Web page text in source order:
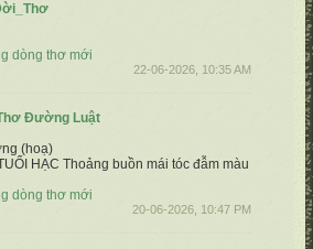
dòng thơ mới
22-06-2026, 10:35 AM
Đường Luật
(hoạ)
HẠC Thoảng buồn mái tóc đẫm màu sương
dòng thơ mới
20-06-2026, 10:47 PM